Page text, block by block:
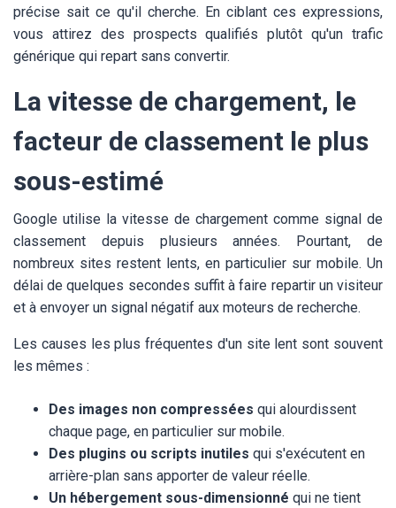
précise sait ce qu'il cherche. En ciblant ces expressions,
vous attirez des prospects qualifiés plutôt qu'un trafic
générique qui repart sans convertir.
La vitesse de chargement, le
facteur de classement le plus
sous-estimé
Google utilise la vitesse de chargement comme signal de
classement depuis plusieurs années. Pourtant, de
nombreux sites restent lents, en particulier sur mobile. Un
délai de quelques secondes suffit à faire repartir un visiteur
et à envoyer un signal négatif aux moteurs de recherche.
Les causes les plus fréquentes d'un site lent sont souvent
les mêmes :
Des images non compressées qui alourdissent
chaque page, en particulier sur mobile.
Des plugins ou scripts inutiles qui s'exécutent en
arrière-plan sans apporter de valeur réelle.
Un hébergement sous-dimensionné qui ne tient